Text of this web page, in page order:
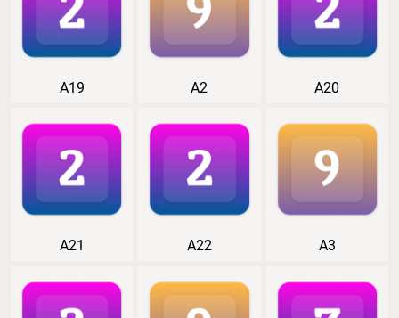
A19 A2 A20
A21 A22 A3